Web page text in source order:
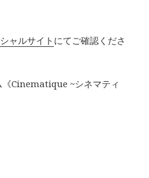
ャルサイトにてご確認くださ
《Cinematique ~シネマティ